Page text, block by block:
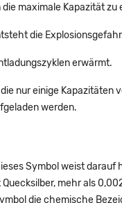
maximale Kapazität zu
die
erwärmt.
nur einige Kapazitäten
werden.
Symbol weist darauf
mehr als
die chemische